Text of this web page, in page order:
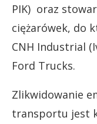
PIK) oraz
ciężarówek, do
CNH Industrial
Ford Trucks.
Zlikwidowanie
transportu jest